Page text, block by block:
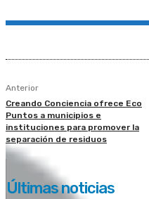
Anterior
Creando Conciencia ofrece Eco
Puntos a municipios e
instituciones para promover la
separación de residuos
Últimas noticias